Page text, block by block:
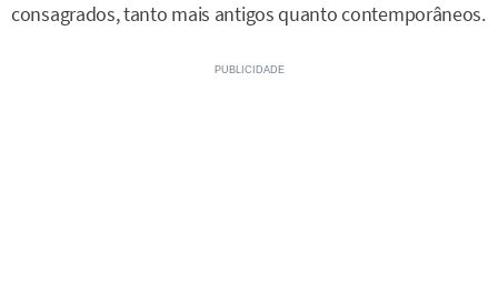
consagrados, tanto mais antigos quanto contemporâneos.